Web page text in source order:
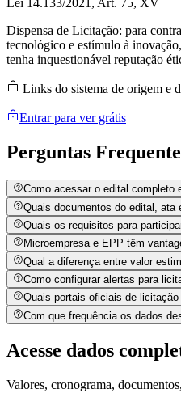
Lei 14.133/2021, Art. 75, XV
Dispensa de Licitação: para
tecnológico e estímulo à
tenha inquestionável reputação
Links do sistema de origem e
Entrar para ver grátis
Perguntas
Como acessar o edital completo
Quais documentos do edital, ata
Quais os requisitos para
Microempresa e EPP têm
Qual a diferença entre valor
Como configurar alertas para
Quais portais oficiais de
Com que frequência os dados
Acesse dados
Valores, cronograma,